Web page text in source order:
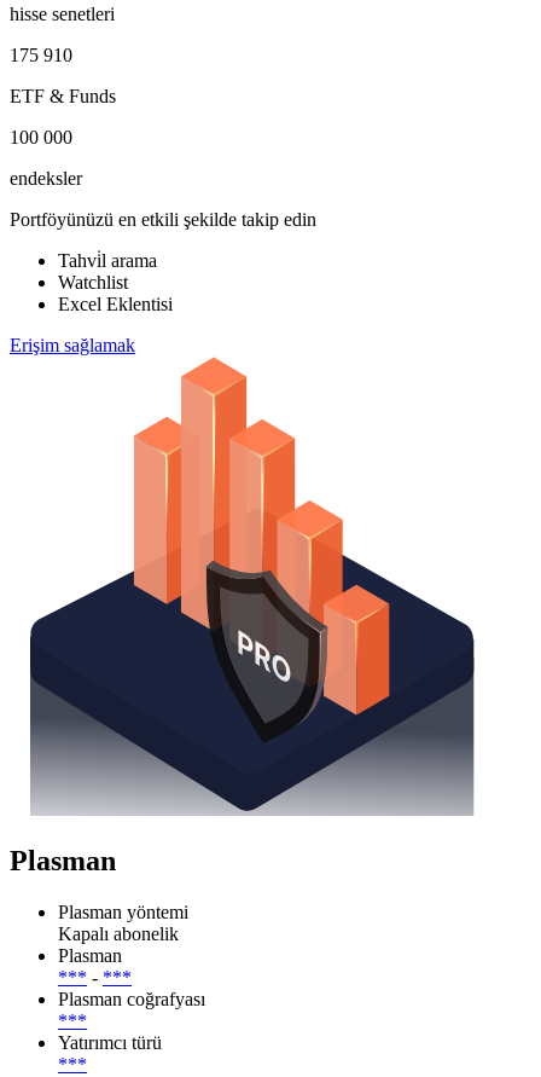
hisse senetleri
175 910
ETF & Funds
100 000
endeksler
Portföyünüzü en etkili şekilde takip edin
Tahvi̇l arama
Watchlist
Excel Eklentisi
Erişim sağlamak
Plasman
Plasman yöntemi
Kapalı abonelik
Plasman
*** - ***
Plasman coğrafyası
***
Yatırımcı türü
***